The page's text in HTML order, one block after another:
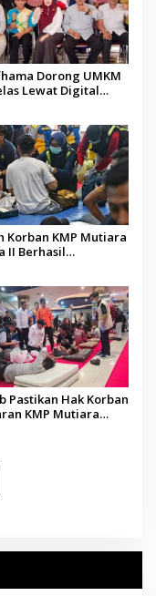
Dorong UMKM
Lewat Digital
Korban KMP Mutiara
II Berhasil
Pastikan Hak Korban
KMP Mutiara